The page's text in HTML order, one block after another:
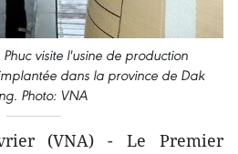
visite l'usine de production
dans la province de Dak
Photo: VNA
(VNA) - Le Premier